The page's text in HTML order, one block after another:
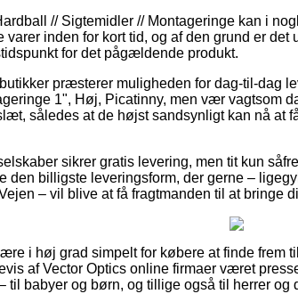
// Sigtemidler // Montageringe kan i
varer inden for kort tid, og af den grund er det
for det pågældende produkt.
præsterer muligheden for dag-til-dag
1", Høj, Picatinny, men vær vagtsom
således at de højst sandsynligt kan nå at
sikrer gratis levering, men tit kun
den billigste leveringsform, der gerne –
– vil blive at få fragtmanden til at bringe
i høj grad simpelt for købere at finde frem
af Vector Optics online firmaer været
til babyer og børn, og tillige også til herrer